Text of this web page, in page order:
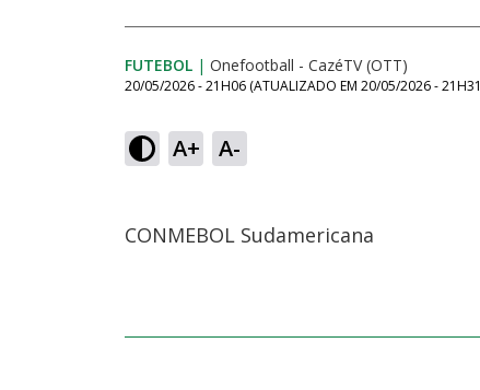
FUTEBOL | Onefootball - CazéTV (OTT)
20/05/2026 - 21H06 (ATUALIZADO EM 20/05/2026 - 21H31
A+ A-
CONMEBOL Sudamericana